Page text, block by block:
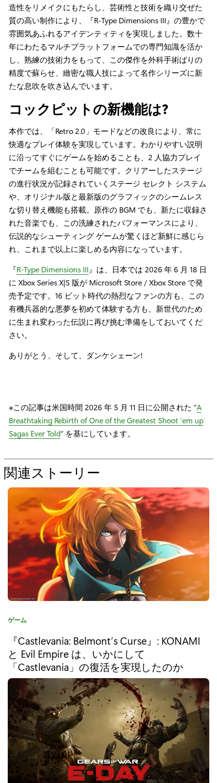
造性をリメイクにもたらし、芸術性と技術を織り交ぜた
質の高い制作により、『R-Type Dimensions III』の豊かで
雰囲気あふれるアイデンティティを実現しました。数十
年にわたるマルチプラットフォームでの専門知識を活か
し、熟練の技術力をもって、この傑作を外科手術ばりの
精度で蘇らせ、緻密な職人技によって名作シリーズに新
たな息吹を吹き込んでいます。
コックピットの新機能は?
本作では、「Retro 2.0」モードなどの改良により、常に
快適なプレイ体験を実現しています。わかりやすい説明
に沿ってすぐにゲームを始めることも、2 人協力プレイ
でチームを組むことも可能です。クリアーしたステージ
の進行状況が記録されていくステージ セレクト システム
や、オリジナル版と最新版のグラフィックのシームレス
な切り替え機能も搭載。原作の BGM でも、新たに収録さ
れた音楽でも、この洗練されたパフォーマンスにより、
伝説的なシューティング ゲームが驚くほど新鮮に感じら
れ、これまで以上に楽しめる内容になっています。
『R-Type Dimensions III 』は、日本では 2026 年 6 月 18 日
に Xbox Series X|S 版が Microsoft Store / Xbox Store で発
売予定です。16 ビット時代の熱烈なファンの方も、この
有機兵器的な悪夢を初めて体験する方も、新世代のため
に生まれ変わった伝説に再び挑む準備をしておいてくだ
さい。
ありがとう、そして、ダンケシェーン!
※この記事は米国時間 2026 年 5 月 11 日に公開された “A
Breathtaking Rebirth of One of the Greatest Shoot ’em up
Sagas Ever Told” を基にしています。
関連ストーリー
た
め
の
“
『
R
-
p
e
D
m
n
s
カ
ゴ
リ
ゲーム
『Castlevania: Belmont’s Curse』: KONAMI
と Evil Empire は、いかにして
「Castlevania」の復活を実現したのか